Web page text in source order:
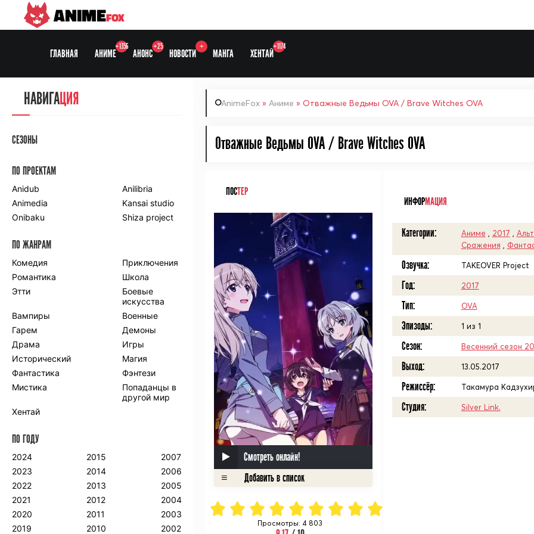
ANIMEFOX
ГЛАВНАЯ АНИМЕ
+1356
АНОНС
+25
НОВОСТИ
+
МАНГА ХЕНТАЙ
+1174
AnimeFox » Аниме » Отважные Ведьмы OVA / Brave Witches OVA
Отважные Ведьмы OVA / Brave Witches OVA
ПОСТЕР
Смотреть онлайн!
Просмотры: 4 803
ИНФОРМАЦИЯ
Категории: Аниме 2017
Сражения
Озвучка: TAKEOVER Project
Год: 2017
Тип: OVA
Эпизоды: 1 из 1
Сезон: Весенний сезон
Выход: 13.05.2017
Режиссёр: Такамура
Студия: Silver Link.
НАВИГАЦИЯ
СЕЗОНЫ
ПО ПРОЕКТАМ
Anidub
Anilibria
Animedia
Kansai studio
Onibaku
Shiza project
ПО ЖАНРАМ
Комедия
Приключения
Романтика
Школа
Этти
Боевые
искусства
Вампиры
Военные
Гарем
Демоны
Драма
Игры
Исторический
Магия
Фантастика
Фэнтези
Мистика
Попаданцы в
другой мир
Хентай
ПО ГОДУ
2024
2023
2022
2021
2020
2019
2015
2014
2013
2012
2011
2010
2007
2006
2005
2004
2003
2002